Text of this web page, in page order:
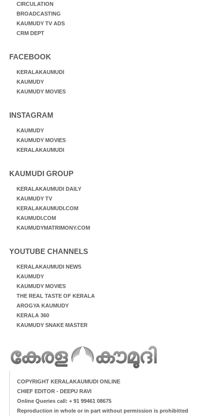
CIRCULATION
BROADCASTING
KAUMUDY TV ADS
CRM DEPT
FACEBOOK
KERALAKAUMUDI
KAUMUDY
KAUMUDY MOVIES
INSTAGRAM
KAUMUDY
KAUMUDY MOVIES
KERALAKAUMUDI
KAUMUDI GROUP
KERALAKAUMUDI DAILY
KAUMUDY TV
KERALAKAUMUDI.COM
KAUMUDI.COM
KAUMUDYMATRIMONY.COM
YOUTUBE CHANNELS
KERALAKAUMUDI NEWS
KAUMUDY
KAUMUDY MOVIES
THE REAL TASTE OF KERALA
AROGYA KAUMUDY
KERALA 360
KAUMUDY SNAKE MASTER
COPYRIGHT KERALAKAUMUDI ONLINE
CHIEF EDITOR - DEEPU RAVI
Online Queries call: + 91 99461 08675
Reproduction in whole or in part without permission is prohibitted